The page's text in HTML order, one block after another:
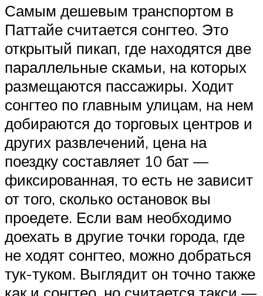
Самым дешевым транспортом в
Паттайе считается сонгтео. Это
открытый пикап, где находятся две
параллельные скамьи, на которых
размещаются пассажиры. Ходит
сонгтео по главным улицам, на нем
добираются до торговых центров и
других развлечений, цена на
поездку составляет 10 бат —
фиксированная, то есть не зависит
от того, сколько остановок вы
проедете. Если вам необходимо
доехать в другие точки города, где
не ходят сонгтео, можно добраться
тук-туком. Выглядит он точно также